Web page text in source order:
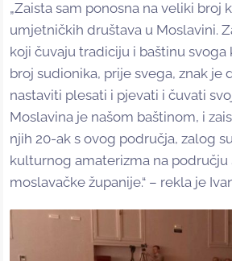
„Zaista sam ponosna na veliki broj
umjetničkih društava u Moslavini.
koji čuvaju tradiciju i baštinu svoga
broj sudionika, prije svega, znak je
nastaviti plesati i pjevati i čuvati
Moslavina je našom baštinom, i
njih 20-ak s ovog područja, zalog
kulturnog amaterizma na području
moslavačke županije.“ – rekla je